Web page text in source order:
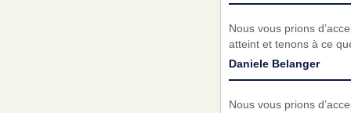
Nous vous prions
atteint et tenons à ce
Daniele Belanger
Nous vous prions